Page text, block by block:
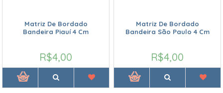
Matriz De Bordado
Bandeira Piauí 4 Cm
R$4,00
Matriz De Bordado
Bandeira São Paulo 4 Cm
R$4,00